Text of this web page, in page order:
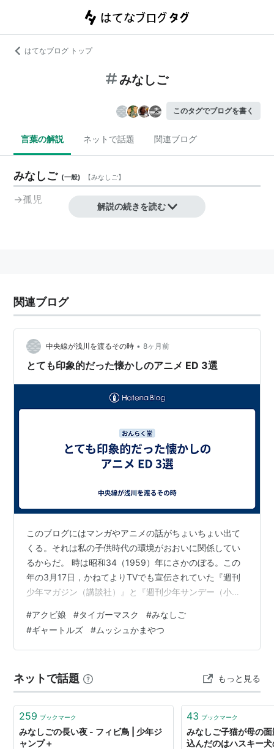
はてなブログ トップ
みなしご
このタグでブログを書く
言葉の解説 ネットで話題 関連ブログ
みなしご (一般) 【みなしご】
→孤児
解説の続きを読む
関連ブログ
中央線が浅川を渡るその時 • 8ヶ月前
とても印象的だった懐かしのアニメ ED 3選
このブログにはマンガやアニメの話がちょいちょい出て
くる。それは私の子供時代の環境がおおいに関係してい
るからだ。 時は昭和34（1959）年にさかのぼる。この
年の3月17日，かねてよりTVでも宣伝されていた『週刊
少年マガジン（講談社）』と『週刊少年サンデー（小学
供雑誌の世界に，一大革命が起こったのである。次の誕
生日が来れば4歳になる私のため，父親はどちらか好きな
方を定期購読させてくれるという約束で，試しに両方の
に役に立つだろう，という思惑もあったようだ。私はマ
ガジンを選んだのだが，これが現在まで連…
#アクビ娘 #タイガーマスク #みなしご
#ギャートルズ #ムッシュかまやつ
ネットで話題 もっと見る
259 ブックマーク
みなしごの長い夜 - フィビ鳥 | 少年ジ
ャンプ＋
43 ブックマーク
みなしご子猫が母の
込んだのはハスキー